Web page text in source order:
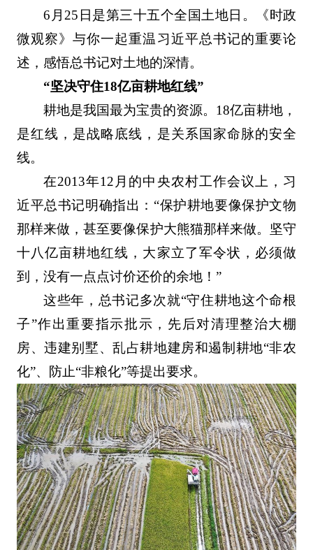
6月25日是第三十五个全国土地日。《时政
微观察》与你一起重温习近平总书记的重要论
述，感悟总书记对土地的深情。
“坚决守住18亿亩耕地红线”
耕地是我国最为宝贵的资源。18亿亩耕地，
是红线，是战略底线，是关系国家命脉的安全
线。
在2013年12月的中央农村工作会议上，习
近平总书记明确指出：“保护耕地要像保护文物
那样来做，甚至要像保护大熊猫那样来做。坚守
十八亿亩耕地红线，大家立了军令状，必须做
到，没有一点点讨价还价的余地！”
这些年，总书记多次就“守住耕地这个命根
子”作出重要指示批示，先后对清理整治大棚
房、违建别墅、乱占耕地建房和遏制耕地“非农
化”、防止“非粮化”等提出要求。